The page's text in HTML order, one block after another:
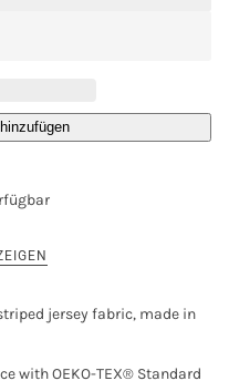
jersey fabric, made in
with OEKO-TEX® Standard